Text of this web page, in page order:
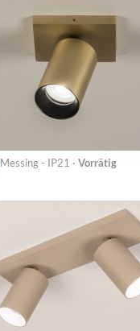
Messing - IP21 · Vorrätig